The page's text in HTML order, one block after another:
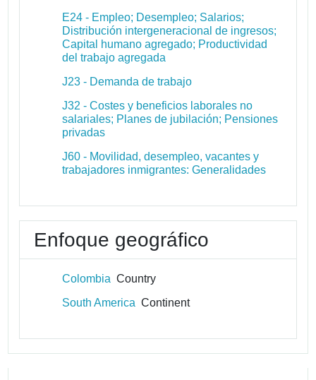
E24 - Empleo; Desempleo; Salarios;
Distribución intergeneracional de ingresos;
Capital humano agregado; Productividad
del trabajo agregada
J23 - Demanda de trabajo
J32 - Costes y beneficios laborales no
salariales; Planes de jubilación; Pensiones
privadas
J60 - Movilidad, desempleo, vacantes y
trabajadores inmigrantes: Generalidades
Enfoque geográfico
Colombia Country
South America Continent